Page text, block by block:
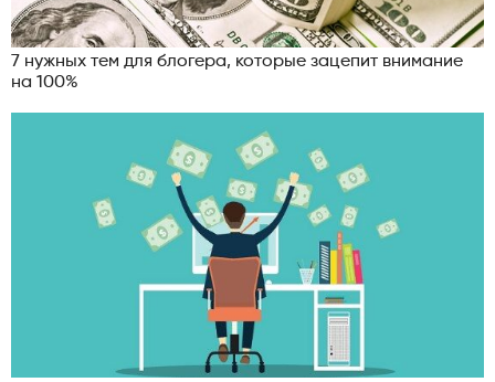
7 нужных тем для блогера, которые зацепит внимание
на 100%